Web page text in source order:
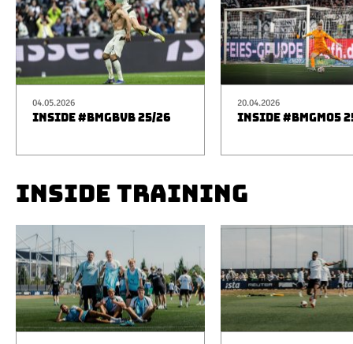
04.05.2026
INSIDE #BMGBVB 25/26
20.04.2026
INSIDE #BMGM05
INSIDE TRAINING